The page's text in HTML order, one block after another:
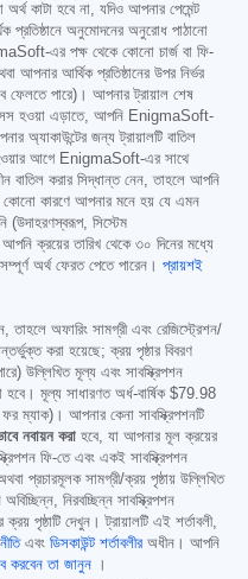
কাটা হবে না, যদিও আপনার পেমেন্ট
প্রতিষ্ঠানে অনুমোদনের অনুরোধ পাঠানো
এর পক্ষ থেকে কোনো চার্জ বা ফি-
আর্থিক প্রতিষ্ঠানের উপর নির্ভর
ফেলতে পারে)। আপনার ট্রায়াল শেষ
হওয়া এড়াতে, আপনি EnigmaSoft-
জন্য ট্রায়ালটি বাতিল
হওয়ার আগে EnigmaSoft-এর সাথে
বাতিল করার সিদ্ধান্ত নেন, তাহলে আপনি
কোনো কারণে আপনার মনে হয় যে এমন
(উদাহরণস্বরূপ, সিস্টেম
ক্রয়ের তারিখ থেকে ৩০ দিনের মধ্যে
অর্থ ফেরত পেতে পারেন। প্রায়শই
তাহলে অফারিং সামগ্রী এবং রেজিস্ট্রেশন/
করা হয়েছে; ক্রয় পৃষ্ঠার বিবরণ
উল্লিখিত মূল্য এবং সাবস্ক্রিপশন
মূল্য সাধারণত অর্ধ-বার্ষিক $79.98
ম্যাক)। আপনার কেনা সাবস্ক্রিপশনটি
নবায়ন করা হবে, যা আপনার মূল ক্রয়ের
ফি-তে এবং একই সাবস্ক্রিপশন
প্রচারমূলক সামগ্রী/ক্রয় পৃষ্ঠায় উল্লিখিত
নিরবচ্ছিন্ন সাবস্ক্রিপশন
পৃষ্ঠাটি দেখুন। ট্রায়ালটি এই শর্তাবলী,
এবং ডিসকাউন্ট শর্তাবলীর অধীন। আপনি
করবেন তা জানুন ।